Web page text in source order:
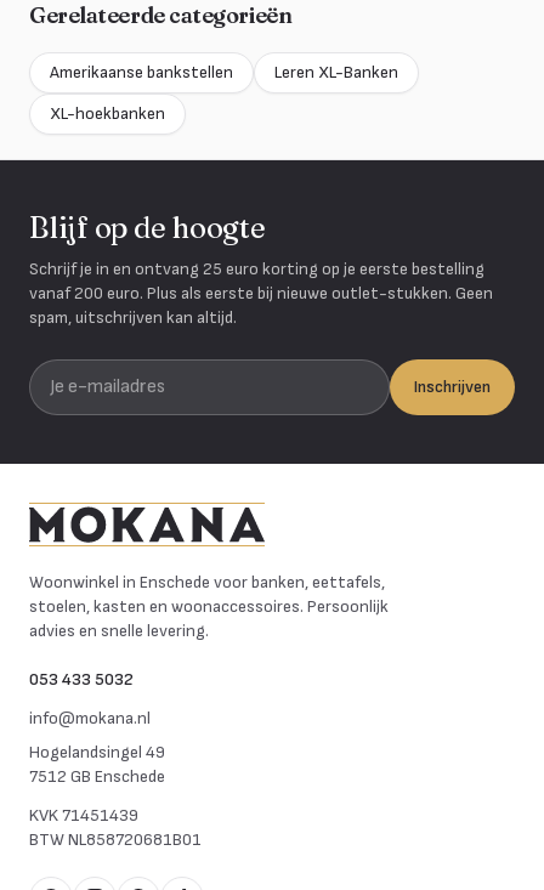
Gerelateerde categorieën
Amerikaanse bankstellen
Leren XL-Banken
XL-hoekbanken
Blijf op de hoogte
Schrijf je in en ontvang 25 euro korting op je eerste bestelling
vanaf 200 euro. Plus als eerste bij nieuwe outlet-stukken. Geen
spam, uitschrijven kan altijd.
Je e-mailadres
Inschrijven
Woonwinkel in Enschede voor banken, eettafels,
stoelen, kasten en woonaccessoires. Persoonlijk
advies en snelle levering.
053 433 5032
info@mokana.nl
Hogelandsingel 49
7512 GB Enschede
KVK71451439
BTWNL858720681B01